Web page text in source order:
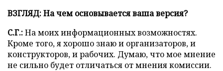
ВЗГЛЯД: На чем основывается ваша версия?
С.Г.:На моих информационных возможностях.
Кроме того, я хорошо знаю и организаторов, и
конструкторов, и рабочих. Думаю, что мое мнение
не сильно будет отличаться от мнения комиссии.